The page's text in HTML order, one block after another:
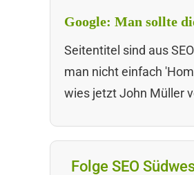
Google: Man sollte
Seitentitel sind aus
man nicht einfach
wies jetzt John Müller
Folge SEO